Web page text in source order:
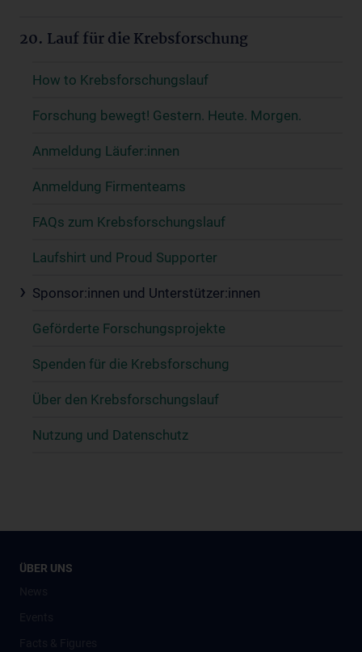
20. Lauf für die Krebsforschung
How to Krebsforschungslauf
Forschung bewegt! Gestern. Heute. Morgen.
Anmeldung Läufer:innen
Anmeldung Firmenteams
FAQs zum Krebsforschungslauf
Laufshirt und Proud Supporter
Sponsor:innen und Unterstützer:innen
Geförderte Forschungsprojekte
Spenden für die Krebsforschung
Über den Krebsforschungslauf
Nutzung und Datenschutz
ÜBER UNS